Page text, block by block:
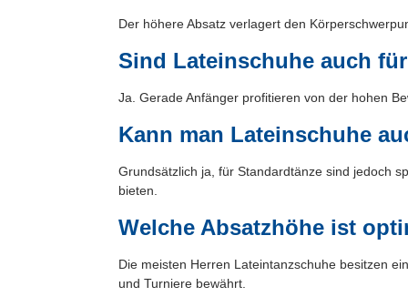
Der höhere Absatz verlagert den
Sind Lateinschuhe auch
Ja. Gerade Anfänger profitieren von der hohen
Kann man Lateinschuhe
Grundsätzlich ja, für Standardtänze sind jedoch
bieten.
Welche Absatzhöhe ist
Die meisten Herren Lateintanzschuhe besitzen
und Turniere bewährt.